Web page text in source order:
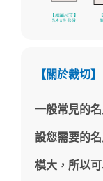
【關於裁切】
一般常見的
設您需要的
模大，所以